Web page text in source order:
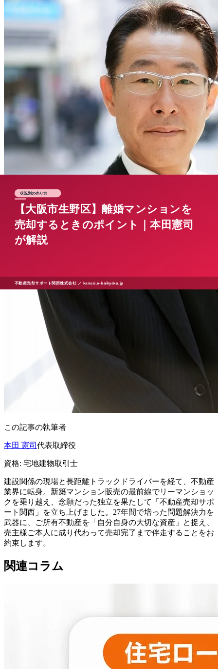
この記事の執筆者
本田 憲司 代表取締役
資格: 宅地建物取引士
建設関係の現場と長距離トラックドライバーを経て、不動産
業界に転身。新築マンション販売の最前線でリーマンショッ
クを乗り越え、念願だった独立を果たして「不動産売却サポ
ート関西」を立ち上げました。27年間で培った問題解決力を
武器に、ご所有不動産を「自分自身の大切な資産」と捉え、
売主様ご本人に成り代わって売却完了まで伴走することをお
約束します。
関連コラム